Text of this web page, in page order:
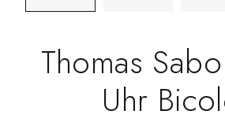
Thomas
Uhr